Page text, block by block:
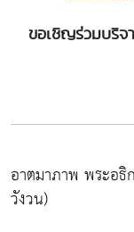
ขอเชิญร่วมบริจ
อาตมาภาพ พระอธิ
วังวน)